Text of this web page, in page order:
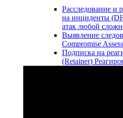
Расследование и
на инциденты
атак любой
Выявление
Compromise
Подписка на
(Retainer)